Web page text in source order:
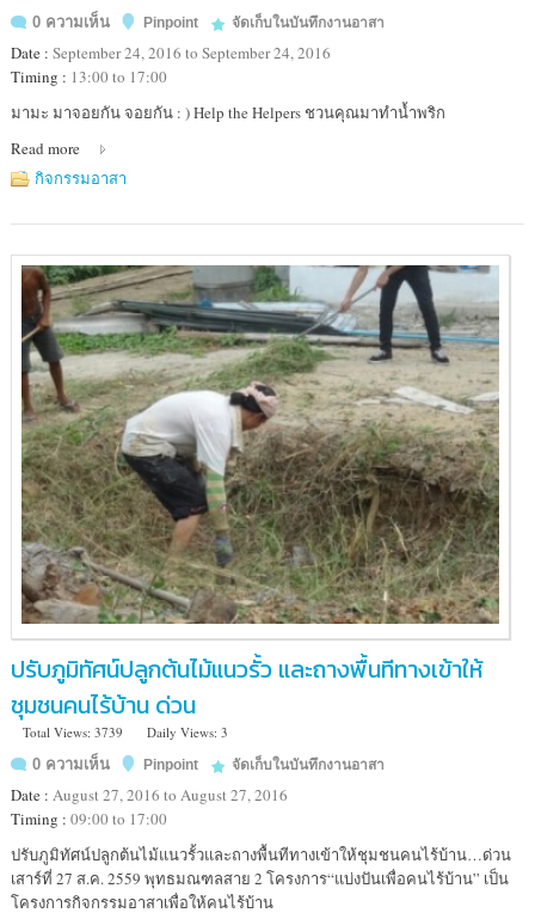
0 ความเห็น
Pinpoint จัดเก็บในบันทึกงานอาสา
Date : September 24, 2016 to September 24, 2016
Timing : 13:00 to 17:00
Location
1577
Home
เลข
ที่
ถนน
รามคำแหง
แขวง
หัวหมาก
เขต
บางกะปิ
กทม.
มามะ มาจอยกัน จอยกัน : ) Help the Helpers ชวนคุณมาทำน้ำพริก
Read more
กิจกรรมอาสา
ปรับภูมิทัศน์ปลูกต้นไม้แนวรั้ว และถางพื้นทีทางเข้าให้
ชุมชนคนไร้บ้าน ด่วน
Total Views: 3739
Daily Views: 3
0 ความเห็น
Pinpoint จัดเก็บในบันทึกงานอาสา
Date : August 27, 2016 to August 27, 2016
Timing : 09:00 to 17:00
Location
:
ศูนย์
ปรับภูมิทัศน์ปลูกต้นไม้แนวรั้วและถางพื้นทีทางเข้าให้ชุมชนคนไร้บ้าน…ด่วน
เสาร์ที่ 27 ส.ค. 2559 พุทธมณฑลสาย 2 โครงการ“แบ่งปันเพื่อคนไร้บ้าน” เป็น
โครงการกิจกรรมอาสาเพื่อให้คนไร้บ้าน